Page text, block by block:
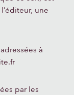
une
à
par les